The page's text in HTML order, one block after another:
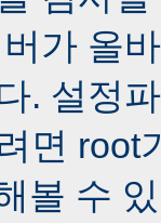
가 올
. 설정
면 root
볼 수